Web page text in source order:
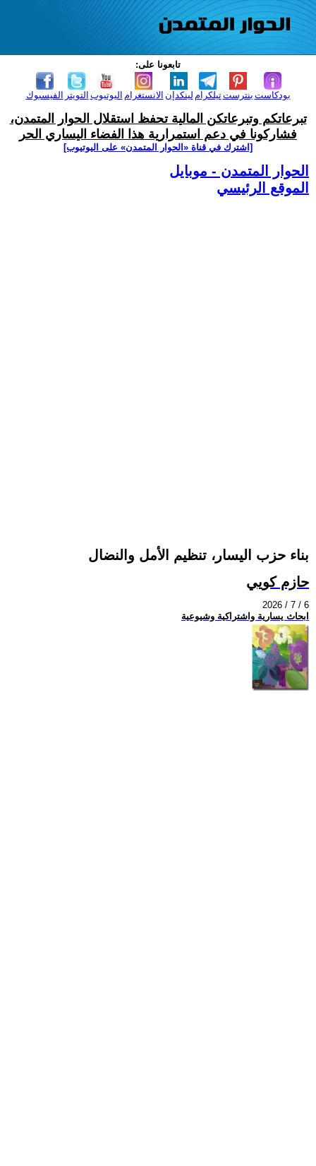
تابعونا على:
الفيسبوك التويتر اليوتيوب الانستغرام لينكدإن تيلكرامبنترست بودكاست
تبرعاتكم وتبرعاتكن المالية تحفظ استقلال الحوار المتمدن،
فشاركونا في دعم استمرارية هذا الفضاء اليساري الحر
[اشترك في قناة ‫«الحوار المتمدن» على اليوتيوب]
الحوار المتمدن - موبايل
الموقع الرئيسي
بناء حزب اليسار، تنظيم الأمل والنضال
حازم كويي
2026 / 7 / 6
ابحاث يسارية واشتراكية وشيوعية